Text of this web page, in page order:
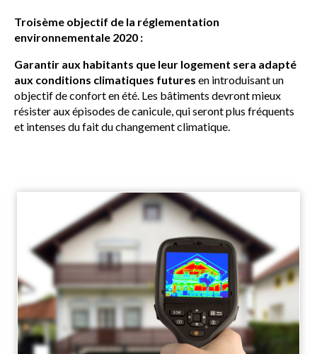
Troisème objectif de la réglementation
environnementale 2020 :
Garantir aux habitants que leur logement sera adapté
aux conditions climatiques futures en introduisant un
objectif de confort en été. Les bâtiments devront mieux
résister aux épisodes de canicule, qui seront plus fréquents
et intenses du fait du changement climatique.